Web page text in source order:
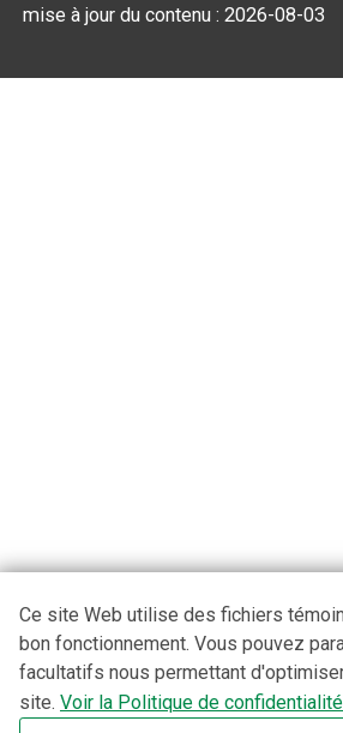
mise à jour du contenu :2026-08-03
Ce site Web utilise des fichiers
bon fonctionnement. Vous pouvez
facultatifs nous permettant
site. Voir la Politique de confidentialité